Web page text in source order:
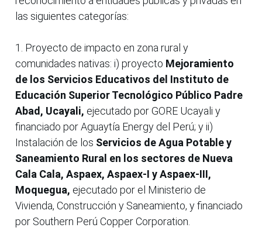
las siguientes categorías:
1. Proyecto de impacto en zona rural y
comunidades nativas: i) proyecto Mejoramiento
de los Servicios Educativos del Instituto de
Educación Superior Tecnológico Público Padre
Abad, Ucayali, ejecutado por GORE Ucayali y
financiado por Aguaytía Energy del Perú; y ii)
Instalación de los Servicios de Agua Potable y
Saneamiento Rural en los sectores de Nueva
Cala Cala, Aspaex, Aspaex-I y Aspaex-III,
Moquegua, ejecutado por el Ministerio de
Vivienda, Construcción y Saneamiento, y financiado
por Southern Perú Copper Corporation.